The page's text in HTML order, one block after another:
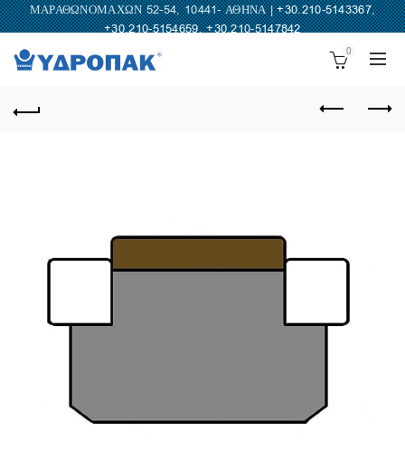
ΜΑΡΑΘΩΝΟΜΑΧΩΝ 52-54, 10441- ΑΘΗΝΑ |+30.210-5143367,
+30.210-5154659,+30.210-5147842
0